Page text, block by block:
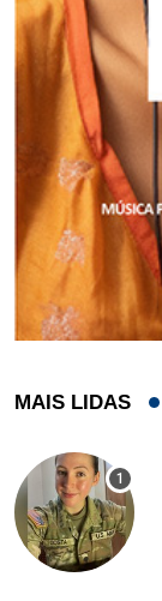
MAIS LIDAS